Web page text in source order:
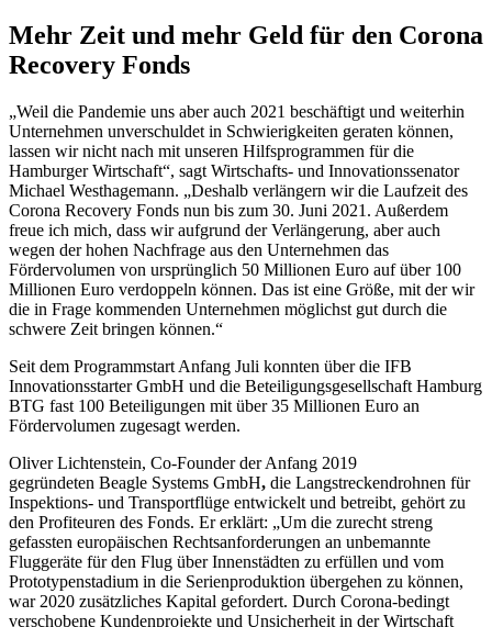
Mehr Zeit und mehr Geld für den Corona
Recovery Fonds
„Weil die Pandemie uns aber auch 2021 beschäftigt und weiterhin
Unternehmen unverschuldet in Schwierigkeiten geraten können,
lassen wir nicht nach mit unseren Hilfsprogrammen für die
Hamburger Wirtschaft“, sagt Wirtschafts- und Innovationssenator
Michael Westhagemann. „Deshalb verlängern wir die Laufzeit des
Corona Recovery Fonds nun bis zum 30. Juni 2021. Außerdem
freue ich mich, dass wir aufgrund der Verlängerung, aber auch
wegen der hohen Nachfrage aus den Unternehmen das
Fördervolumen von ursprünglich 50 Millionen Euro auf über 100
Millionen Euro verdoppeln können. Das ist eine Größe, mit der wir
die in Frage kommenden Unternehmen möglichst gut durch die
schwere Zeit bringen können.“
Seit dem Programmstart Anfang Juli konnten über die IFB
Innovationsstarter GmbH und die Beteiligungsgesellschaft Hamburg
BTG fast 100 Beteiligungen mit über 35 Millionen Euro an
Fördervolumen zugesagt werden.
Oliver Lichtenstein, Co-Founder der Anfang 2019
gegründeten Beagle Systems GmbH, die Langstreckendrohnen für
Inspektions- und Transportflüge entwickelt und betreibt, gehört zu
den Profiteuren des Fonds. Er erklärt: „Um die zurecht streng
gefassten europäischen Rechtsanforderungen an unbemannte
Fluggeräte für den Flug über Innenstädten zu erfüllen und vom
Prototypenstadium in die Serienproduktion übergehen zu können,
war 2020 zusätzliches Kapital gefordert. Durch Corona-bedingt
verschobene Kundenprojekte und Unsicherheit in der Wirtschaft